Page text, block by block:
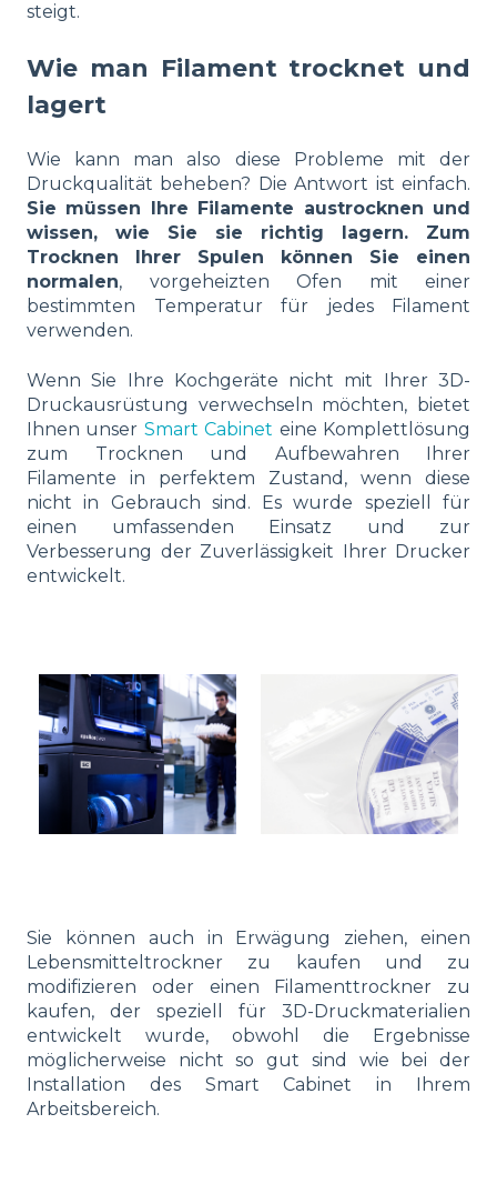
steigt.
Wie man Filament trocknet und
lagert
Wie kann man also diese Probleme mit der
Druckqualität beheben? Die Antwort ist einfach.
Sie müssen Ihre Filamente austrocknen und
wissen, wie Sie sie richtig lagern. Zum
Trocknen Ihrer Spulen können Sie einen
normalen, vorgeheizten Ofen mit einer
bestimmten Temperatur für jedes Filament
verwenden.
Wenn Sie Ihre Kochgeräte nicht mit Ihrer 3D-
Druckausrüstung verwechseln möchten, bietet
Ihnen unser Smart Cabinet eine Komplettlösung
zum Trocknen und Aufbewahren Ihrer
Filamente in perfektem Zustand, wenn diese
nicht in Gebrauch sind. Es wurde speziell für
einen umfassenden Einsatz und zur
Verbesserung der Zuverlässigkeit Ihrer Drucker
entwickelt.
Sie können auch in Erwägung ziehen, einen
Lebensmitteltrockner zu kaufen und zu
modifizieren oder einen Filamenttrockner zu
kaufen, der speziell für 3D-Druckmaterialien
entwickelt wurde, obwohl die Ergebnisse
möglicherweise nicht so gut sind wie bei der
Installation des Smart Cabinet in Ihrem
Arbeitsbereich.